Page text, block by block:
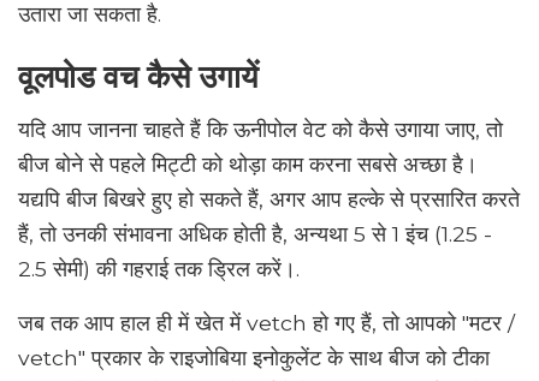
उतारा जा सकता है.
वूलपोड वच कैसे उगायें
यदि आप जानना चाहते हैं कि ऊनीपोल वेट को कैसे उगाया जाए, तो
बीज बोने से पहले मिट्टी को थोड़ा काम करना सबसे अच्छा है।
यद्यपि बीज बिखरे हुए हो सकते हैं, अगर आप हल्के से प्रसारित करते
हैं, तो उनकी संभावना अधिक होती है, अन्यथा 5 से 1 इंच (1.25 -
2.5 सेमी) की गहराई तक ड्रिल करें।.
जब तक आप हाल ही में खेत में vetch हो गए हैं, तो आपको "मटर /
vetch" प्रकार के राइजोबिया इनोकुलेंट के साथ बीज को टीका